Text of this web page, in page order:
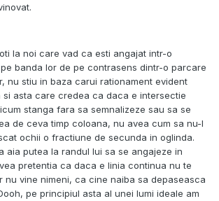
la noi care vad ca esti angajat intr-o
banda lor de pe contrasens dintr-o parcare
nu stiu in baza carui rationament evident
si asta care credea ca daca e intersectie
stanga fara sa semnalizeze sau sa se
de ceva timp coloana, nu avea cum sa nu-l
ochii o fractiune de secunda in oglinda.
aia putea la randul lui sa se angajeze in
pretentia ca daca e linia continua nu te
nu vine nimeni, ca cine naiba sa depaseasca
pe principiul asta al unei lumi ideale am